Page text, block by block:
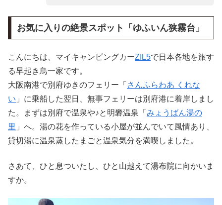
お気に入りの絶景スポット「ゆふいん狭霧台」
こんにちは、マイキャンピングカーZIL5で日本各地を旅す
る早起き鳥一家です。
大阪南港で別府ゆきのフェリー「 さんふらわあ くれな
い 」に乗船した翌日、無事フェリーは別府港に着岸しまし
た。まずは別府で温泉や♪と明礬温泉「 みょうばん湯の
里 」へ。湯の花を作っている小屋が並んでいて風情あり、
貸切湯に温泉蒸したまごと温泉気分を満喫しました。
さあて、ひと息ついたし、ひと山越えて湯布院に向かいま
すか。